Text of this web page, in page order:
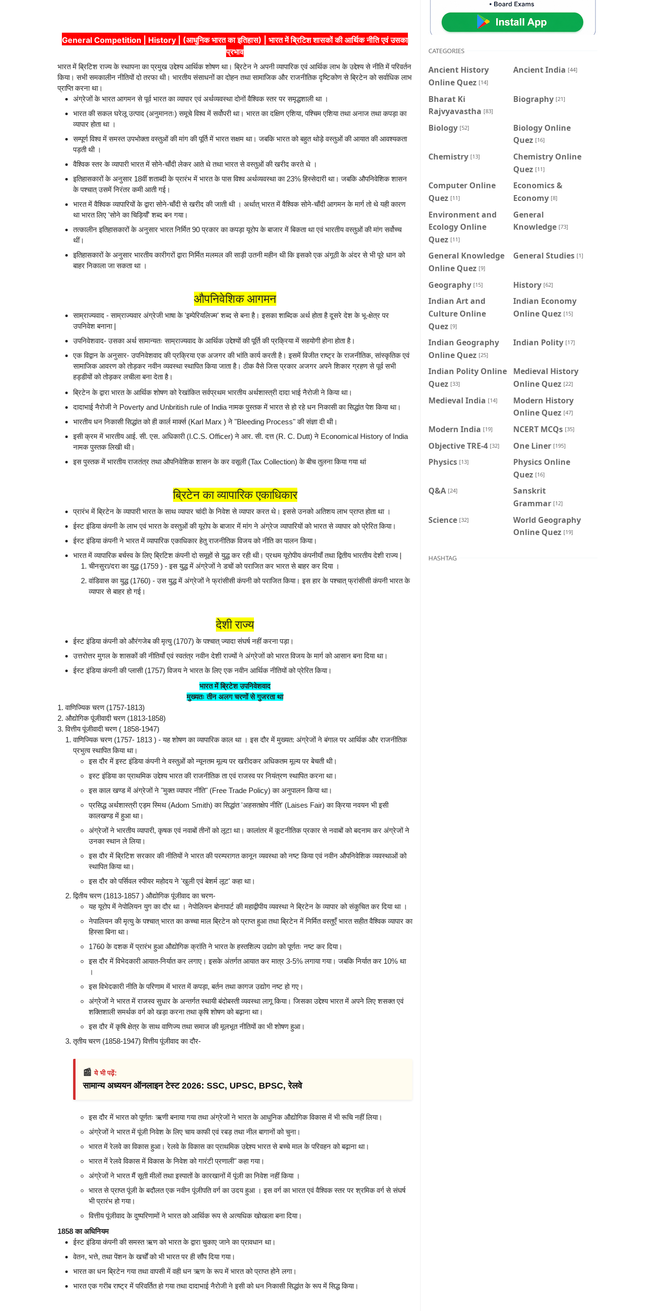
General Competition | History | (आधुनिक भारत का इतिहास) | भारत में ब्रिटिश शासकों की आर्थिक नीति एवं उसका
प्रभाव
भारत में ब्रिटिश राज्य के स्थापना का प्रमुख उद्देश्य आर्थिक शोषण था। ब्रिटेन ने अपनी व्यापारिक एवं आर्थिक लाभ के उद्देश्य से नीति में परिवर्तन
किया। सभी समकालीन नीतियों दो तरफा थी। भारतीय संसाधनों का दोहन तथा सामाजिक और राजनीतिक दृष्टिकोण से ब्रिटेन को सर्वाधिक लाभ
प्राप्ति करना था।
अंग्रेजों के भारत आगमन से पूर्व भारत का व्यापार एवं अर्थव्यवस्था दोनों वैश्विक स्तर पर समृद्धशाली था ।
भारत की सकल घरेलू उत्पाद (अनुमानतः) समूचे विश्व में सर्वोपरी था। भारत का दक्षिण एशिया, पश्चिम एशिया तथा अनाज तथा कपड़ा का
व्यापार होता था ।
सम्पूर्ण विश्व में समस्त उपभोक्ता वस्तुओं की मांग की पूर्ति में भारत सक्षम था। जबकि भारत को बहुत थोड़े वस्तुओं की आयात की आवश्यकता
पड़ती थी ।
वैश्विक स्तर के व्यापारी भारत में सोने-चाँदी लेकर आते थे तथा भारत से वस्तुओं की खरीद करते थे ।
इतिहासकारों के अनुसार 18वीं शताब्दी के प्रारंभ में भारत के पास विश्व अर्थव्यवस्था का 23% हिस्सेदारी था। जबकि औपनिवेशिक शासन
के पश्चात् उसमें निरंतर कमी आती गई।
भारत में वैश्विक व्यापारियों के द्वारा सोने-चाँदी से खरीद की जाती थी । अर्थात् भारत में वैश्विक सोने-चाँदी आगमन के मार्ग तो थे यही कारण
था भारत लिए 'सोने का चिड़ियाँ' शब्द बन गया।
तत्कालीन इतिहासकारों के अनुसार भारत निर्मित 90 प्रकार का कपड़ा यूरोप के बाजार में बिकता था एवं भारतीय वस्तुओं की मांग सर्वोच्च
थीं।
इतिहासकारों के अनुसार भारतीय कारीगरों द्वारा निर्मित मलमल की साड़ी उतनी महीन थी कि इसको एक अंगूठी के अंदर से भी पूरे धान को
बाहर निकाला जा सकता था ।
औपनिवेशिक आगमन
साम्राज्यवाद - साम्राज्यवार अंग्रेजी भाषा के 'इम्पेरियलिज्म' शब्द से बना है। इसका शाब्दिक अर्थ होता है दूसरे देश के भू-क्षेत्र पर
उपनिवेश बनाना |
उपनिवेशवाद- उसका अर्थ सामान्यतः साम्राज्यवाद के आर्थिक उद्देश्यों की पूर्ति की प्रक्रिया में सहयोगी होना होता है।
एक विद्वान के अनुसार- उपनिवेशवाद की प्रक्रिया एक अजगर की भांति कार्य करती है। इसमें विजीत राष्ट्र के राजनीतिक, सांस्कृतिक एवं
सामाजिक आवरण को तोड़कर नवीन व्यवस्था स्थापित किया जाता है। ठीक वैसे जिस प्रकार अजगर अपने शिकार ग्रहण से पूर्व सभी
हड्डीयों को तोड़कर लचीला बना देता है।
ब्रिटेन के द्वारा भारत के आर्थिक शोषण को रेखांकित सर्वप्रथम भारतीय अर्थशास्त्री दादा भाई नैरोजी ने किया था।
दादाभाई नैरोजी ने Poverty and Unbritish rule of India नामक पुस्तक में भारत से हो रहे धन निकासी का सिद्धांत पेश किया था।
भारतीय धन निकासी सिद्धांत को ही कार्ल मार्क्स (Karl Marx ) ने "Bleeding Process" की संज्ञा दी थी।
इसी क्रम में भारतीय आई. सी. एस. अधिकारी (I.C.S. Officer) ने आर. सी. दत्त (R. C. Dutt) ने Economical History of India
नामक पुस्तक लिखी थी।
इस पुस्तक में भारतीय राजतंत्र तथा औपनिवेशिक शासन के कर वसूली (Tax Collection) के बीच तुलना किया गया थां
ब्रिटेन का व्यापारिक एकाधिकार
प्रारंभ में ब्रिटेन के व्यापारी भारत के साथ व्यापार चांदी के निवेश से व्यापार करत थे। इससे उनको अतिशय लाभ प्राप्त होता था ।
ईस्ट इंडिया कंपनी के लाभ एवं भारत के वस्तुओं की यूरोप के बाजार में मांग ने अंग्रेज व्यापारियों को भारत से व्यापार को प्रेरित किया।
ईस्ट इंडिया कंपनी ने भारत में व्यापारिक एकाधिकार हेतु राजनीतिक विजय को नीति का पालन किया।
भारत में व्यापारिक बर्चस्व के लिए ब्रिटिश कंपनी दो समूहों से युद्ध कर रही थी। प्रथम यूरोपीय कंपनीयाँ तथा द्वितीय भारतीय देशी राज्य |
चीनसुरा/दरा का युद्ध (1759 ) - इस युद्ध में अंग्रेजों ने डचों को पराजित कर भारत से बाहर कर दिया ।
वांडिवास का युद्ध (1760) - उस युद्ध में अंग्रेजों ने फ्रांसीसी कंपनी को पराजित किया। इस हार के पश्चात् फ्रांसीसी कंपनी भारत के
व्यापार से बाहर हो गई।
देशी राज्य
ईस्ट इंडिया कंपनी को औरंगजेब की मृत्यु (1707) के पश्चात् ज्यादा संघर्ष नहीं करना पड़ा।
उत्तरोत्तर मुगल के शासकों की नीतियाँ एवं स्वतंत्र नवीन देशी राज्यों ने अंग्रेजों को भारत विजय के मार्ग को आसान बना दिया था।
ईस्ट इंडिया कंपनी की प्लासी (1757) विजय ने भारत के लिए एक नवीन आर्थिक नीतियों को प्रेरित किया।
भारत में ब्रिटेश उपनिवेशवाद
मुख्यतः तीन अलग चरणों से गुजरता था
1. वाणिज्यिक चरण (1757-1813)
2. औद्योगिक पूंजीवादी चरण (1813-1858)
3. वित्तीय पूंजीवादी चरण ( 1858-1947)
वाणिज्यिक चरण (1757- 1813 ) - यह शोषण का व्यापारिक काल था । इस दौर में मुख्यत: अंग्रेजों ने बंगाल पर आर्थिक और राजनीतिक
प्रभुत्व स्थापित किया था।
इस दौर में इस्ट इंडिया कंपनी ने वस्तुओं को न्यूनतम मूल्य पर खरीदकर अधिकतम मूल्य पर बेचती थी।
इस्ट इंडिया का प्राथमिक उद्देश्य भारत की राजनीतिक ता एवं राजस्व पर नियंत्रण स्थापित करना था।
इस काल खण्ड में अंग्रेजों ने "मुक्त व्यापार नीति" (Free Trade Policy) का अनुपालन किया था।
प्रसिद्ध अर्थशास्त्री एड्म स्मिथ (Adom Smith) का सिद्धांत 'अहसतक्षेप नीति' (Laises Fair) का क्रिया नवयन भी इसी
कालखण्ड में हुआ था।
अंग्रेजों ने भारतीय व्यापारी, कृषक एवं नवाबों तीनों को लूटा था। कालांतर में कूटनीतिक प्रकार से नवाबों को बदनाम कर अंग्रेजों ने
उनका स्थान ले लिया।
इस दौर में ब्रिटिश सरकार की नीतियों ने भारत की परम्परागत कानून व्यवस्था को नष्ट किया एवं नवीन औपनिवेशिक व्यवस्थाओं को
स्थापित किया था।
इस दौर को पर्सिवल स्पीयर महोदय ने 'खुली एवं बेशर्म लूट' कहा था।
द्वितीय चरण (1813-1857 ) औद्योगिक पूंजीवाद का चरण-
यह यूरोप में नेपोलियन युग का दौर था । नेपोलियन बोनापार्ट की महाद्वीपीय व्यवस्था ने ब्रिटेन के व्यापार को संकुचित कर दिया था ।
नेपालियन की मृत्यु के पश्चात् भारत का कच्चा माल ब्रिटेन को प्राप्त हुआ तथा ब्रिटेन में निर्मित वस्तुएँ भारत सहीत वैश्विक व्यापार का
हिस्सा बिना था।
1760 के दशक में प्रारंभ हुआ औद्योगिक क्रांति ने भारत के हस्तशिल्प उद्योग को पूर्णतः नष्ट कर दिया।
इस दौर में विभेदकारी आयात-निर्यात कर लगाए। इसके अंतर्गत आयात कर मात्र 3-5% लगाया गया। जबकि निर्यात कर 10% था
।
इस विभेदकारी नीति के परिणाम में भारत में कपड़ा, बर्तन तथा कागज उद्योग नष्ट हो गए।
अंग्रेजों ने भारत में राजस्व सुधार के अन्तर्गत स्थायी बंदोबस्ती व्यवस्था लागू किया। जिसका उद्देश्य भारत में अपने लिए शसक्त एवं
शक्तिशाली समर्थक वर्ग को खड़ा करना तथा कृषि शोषण को बढ़ाना था।
इस दौर में कृषि क्षेत्र के साथ वाणिज्य तथा समाज की मूलभूत नीतियों का भी शोषण हुआ।
तृतीय चरण (1858-1947) वित्तीय पूंजीवाद का दौर-
📰ये भी पढ़ें:
सामान्य अध्ययन ऑनलाइन टेस्ट 2026: SSC, UPSC, BPSC, रेलवे
इस दौर में भारत को पूर्णतः ऋणी बनाया गया तथा अंग्रेजों ने भारत के आधुनिक औद्योगिक विकास में भी रूचि नहीं लिया।
अंग्रेजों ने भारत में पूंजी निवेश के लिए चाय काफी एवं रबड़ तथा नील बागानों को चुना।
भारत में रेलवे का विकास हुआ। रेलवे के विकास का प्राथमिक उद्देश्य भारत से बच्चे माल के परिवहन को बढ़ाना था।
भारत में रेलवे विकास में विकास के निवेश को गारंटी प्रणाली" कहा गया।
अंग्रेजों ने भारत मैं सूती मीलों तथा इस्पातों के कारखानों में पूंजी का निवेश नहीं किया ।
भारत से प्राप्त पूंजी के बदौलत एक नवीन पूंजीपति वर्ग का उदय हुआ । इस वर्ग का भारत एवं वैश्विक स्तर पर श्रमिक वर्ग से संघर्ष
भी प्रारंभ हो गया।
वित्तीय पूंजीवाद के दुष्परिणामों ने भारत को आर्थिक रूप से अत्यधिक खोखला बना दिया।
1858 का अधिनियम
ईस्ट इंडिया कंपनी की समस्त ऋण को भारत के द्वारा चुकाए जाने का प्रावधान था।
वेतन, भत्ते, तथा पेंशन के खर्चों को भी भारत पर ही सौंप दिया गया।
भारत का धन ब्रिटेन गया तथा वापसी में वही धन ऋण के रूप में भारत को प्राप्त होने लगा।
भारत एक गरीब राष्ट्र में परिवर्तित हो गया तथा दादाभाई नैरोजी ने इसी को धन निकासी सिद्धांत के रूप में सिद्ध किया।
CATEGORIES
Ancient History
Online Quez [14]
Ancient India [44]
Bharat Ki
Rajvyavastha [83]
Biography [21]
Biology [52]
Biology Online
Quez [16]
Chemistry [13]
Chemistry Online
Quez [11]
Computer Online
Quez [11]
Economics &
Economy [8]
Environment and
Ecology Online
Quez [11]
General
Knowledge [73]
General Knowledge
Online Quez [9]
General Studies [1]
Geography [15] History [62]
Indian Art and
Culture Online
Quez [9]
Indian Economy
Online Quez [15]
Indian Geography
Online Quez [25]
Indian Polity [17]
Indian Polity Online
Quez [33]
Medieval History
Online Quez [22]
Medieval India [14]
Modern History
Online Quez [47]
Modern India [19] NCERT MCQs [35]
Objective TRE-4 [32] One Liner [195]
Physics [13]
Physics Online
Quez [16]
Q&A [24]
Sanskrit
Grammar [12]
Science [32]
World Geography
Online Quez [19]
HASHTAG